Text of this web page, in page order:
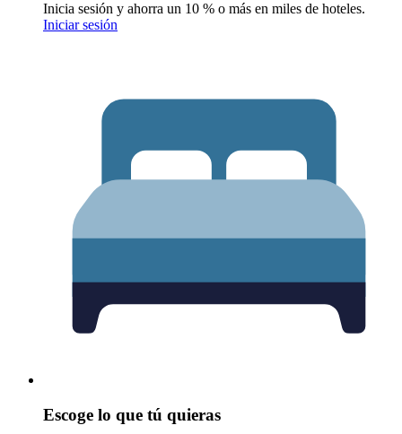
Inicia sesión y ahorra un 10 % o más en miles de hoteles.
Iniciar sesión
Escoge lo que tú quieras